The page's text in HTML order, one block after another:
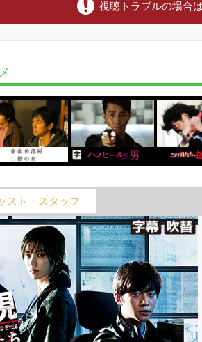
視聴トラブルの場合
スト・スタッフ